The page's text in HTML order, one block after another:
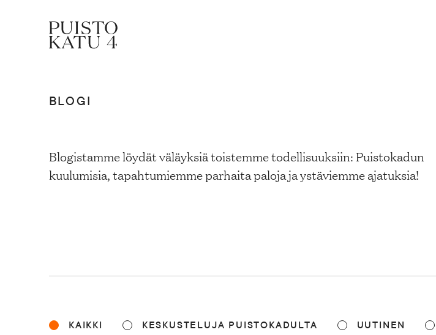
Mistä kyse?
Yhteisömme
BLOGI
Blogistamme löydät väläyksiä toistemme todellisuuksiin: Puistokadun
kuulumisia, tapahtumiemme parhaita paloja ja ystäviemme ajatuksia!
KAIKKI KESKUSTELUJA PUISTOKADULTA UUTINEN